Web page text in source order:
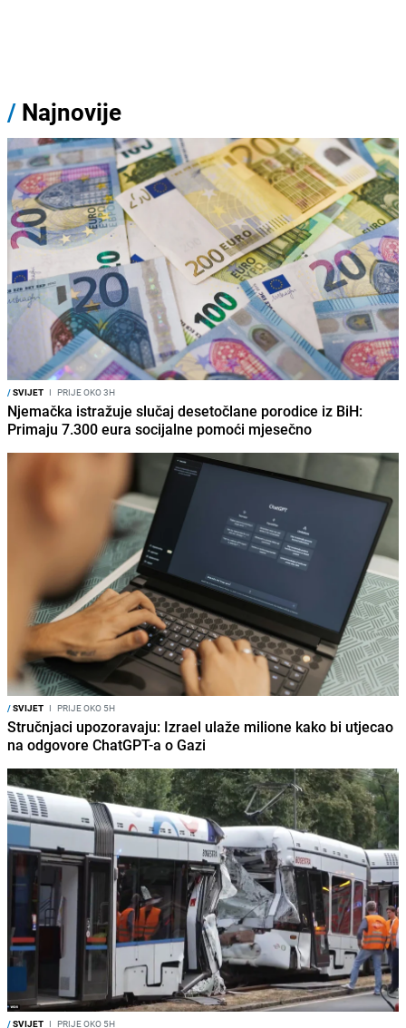
/ Najnovije
/SVIJET I PRIJE OKO 3H
Njemačka istražuje slučaj desetočlane porodice iz BiH:
Primaju 7.300 eura socijalne pomoći mjesečno
/SVIJET I PRIJE OKO 5H
Stručnjaci upozoravaju: Izrael ulaže milione kako bi utjecao
na odgovore ChatGPT-a o Gazi
/SVIJET I PRIJE OKO 5H